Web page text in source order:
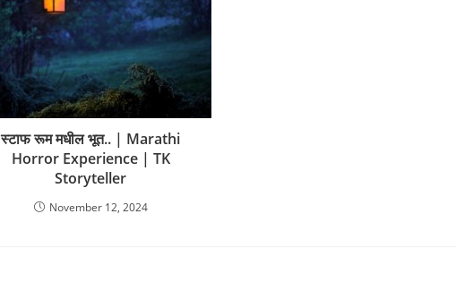
स्टाफ रूम मधील भूत.. | Marathi
Horror Experience | TK
Storyteller
November 12, 2024